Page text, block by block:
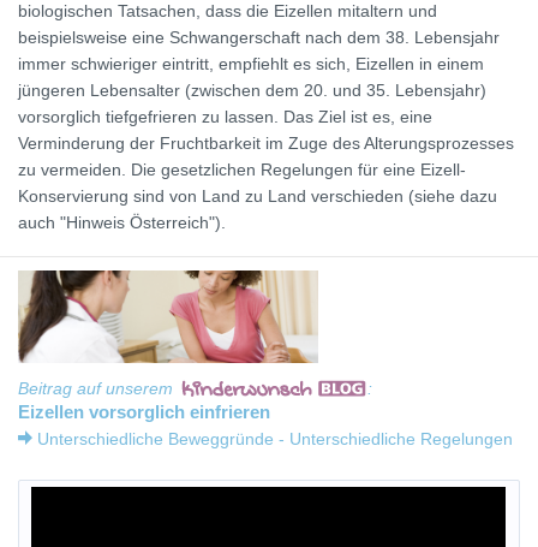
biologischen Tatsachen, dass die Eizellen mitaltern und
beispielsweise eine Schwangerschaft nach dem 38. Lebensjahr
immer schwieriger eintritt, empfiehlt es sich, Eizellen in einem
jüngeren Lebensalter (zwischen dem 20. und 35. Lebensjahr)
vorsorglich tiefgefrieren zu lassen. Das Ziel ist es, eine
Verminderung der Fruchtbarkeit im Zuge des Alterungsprozesses
zu vermeiden. Die gesetzlichen Regelungen für eine Eizell-
Konservierung sind von Land zu Land verschieden (siehe dazu
auch "Hinweis Österreich").
Beitrag auf unserem :
Eizellen vorsorglich einfrieren
Unterschiedliche Beweggründe - Unterschiedliche Regelungen